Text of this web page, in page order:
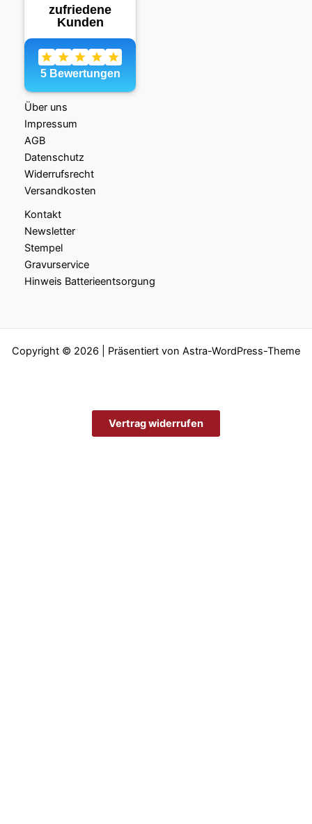
Über uns
Impressum
AGB
Datenschutz
Widerrufsrecht
Versandkosten
Kontakt
Newsletter
Stempel
Gravurservice
Hinweis Batterieentsorgung
Copyright © 2026 | Präsentiert von Astra-WordPress-Theme
Vertrag widerrufen